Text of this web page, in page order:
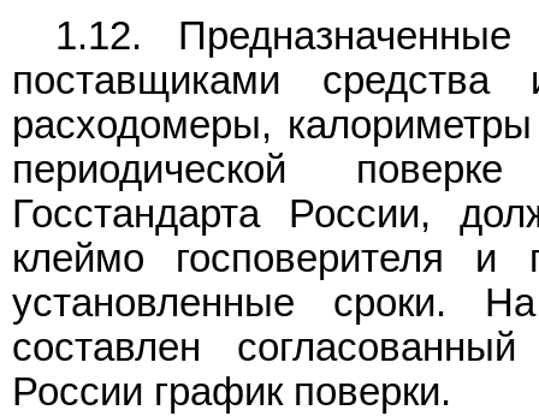
1.12.
поставщиками
расходомеры,
периодической
Госстандарта России,
клеймо госповерителя и
установленные сроки.
составлен
России график поверки.